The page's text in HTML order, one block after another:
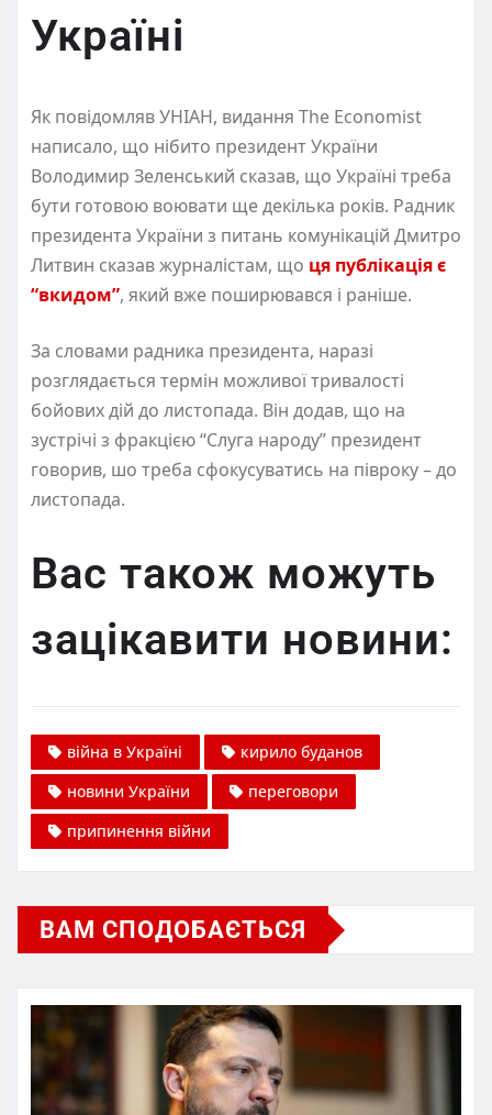
Україні
Як повідомляв УНІАН, видання The Economist
написало, що нібито президент України
Володимир Зеленський сказав, що Україні треба
бути готовою воювати ще декілька років. Радник
президента України з питань комунікацій Дмитро
Литвин сказав журналістам, що ця публікація є
“вкидом”, який вже поширювався і раніше.
За словами радника президента, наразі
розглядається термін можливої тривалості
бойових дій до листопада. Він додав, що на
зустрічі з фракцією “Слуга народу” президент
говорив, шо треба сфокусуватись на півроку – до
листопада.
Вас також можуть
зацікавити новини:
війна в Україні
кирило буданов
новини України
переговори
припинення війни
ВАМ СПОДОБАЄТЬСЯ